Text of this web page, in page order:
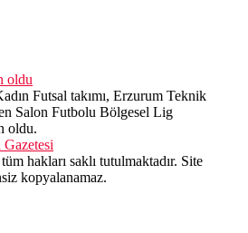
oldu
Futsal takımı, Erzurum Teknik
Salon Futbolu Bölgesel Lig
oldu.
hakları saklı tutulmaktadır. Site
kopyalanamaz.